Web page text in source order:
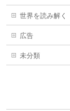
世界を読み解く
広告
未分類